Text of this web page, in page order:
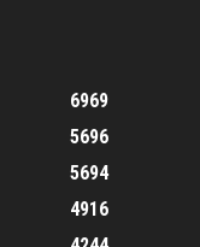
6969
5696
5694
4916